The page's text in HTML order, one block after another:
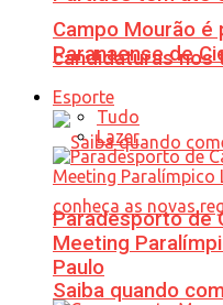
candidaturas nos
Saiba quando
Campo Mourão é
Paranaense de
Esporte
Tudo
Lazer
Paradesporto de
Meeting
Paulo